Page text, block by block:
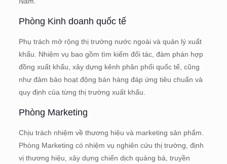
Phòng Kinh doanh quốc tế
Phụ trách mở rộng thị trường nước ngoài và quản lý xuất
khẩu. Nhiệm vụ bao gồm tìm kiếm đối tác, đàm phán hợp
đồng xuất khẩu, xây dựng kênh phân phối quốc tế, cũng
như đảm bảo hoạt động bán hàng đáp ứng tiêu chuẩn và
quy định của từng thị trường xuất khẩu.
Phòng Marketing
Chịu trách nhiệm về thương hiệu và marketing sản phẩm.
Phòng Marketing có nhiệm vụ nghiên cứu thị trường, định
vị thương hiệu, xây dựng chiến dịch quảng bá, truyền